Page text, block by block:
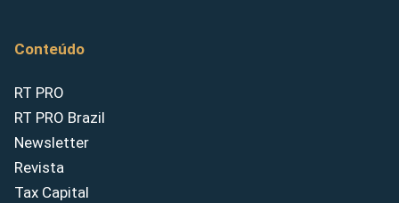
Conteúdo
RT PRO
RT PRO Brazil
Newsletter
Revista
Tax Capital